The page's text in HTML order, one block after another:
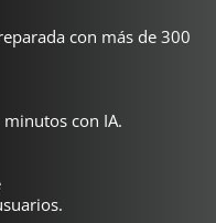
con más de 300
con IA.